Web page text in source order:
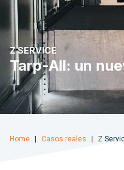
Z SERVICE
Tarp-All: un
Home Casos reales Z